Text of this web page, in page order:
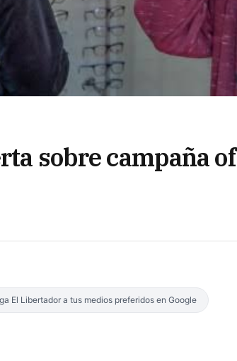
sobre campaña
El Libertador a tus medios preferidos en Google